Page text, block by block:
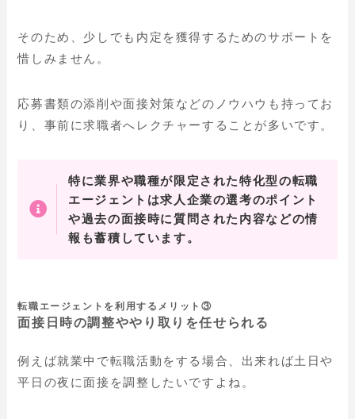
そのため、少しでも内定を獲得するためのサポートを
惜しみません。
応募書類の添削や面接対策などのノウハウも持ってお
り、事前に求職者へレクチャーすることが多いです。
特に業界や職種が限定された特化型の転職
エージェントは求人企業の選考のポイント
や過去の面接時に質問された内容などの情
報も蓄積しています。
転職エージェントを利用するメリット③
面接日時の調整ややり取りを任せられる
例えば就業中で転職活動をする場合、出来れば土日や
平日の夜に面接を調整したいですよね。